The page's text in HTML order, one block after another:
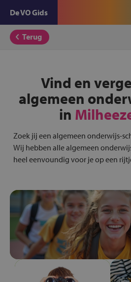
De VO Gids
Terug
Vind en
algemeen
in
Zoek jij een algemeen onderwijs-
Wij hebben alle algemeen
heel eenvoundig voor je op een